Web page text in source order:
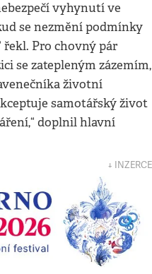
vyhynutí ve
se nezmění podmínky
řekl. Pro chovný pár
se zatepleným zázemím,
životní
samotářský život
doplnil hlavní
↓ INZERCE